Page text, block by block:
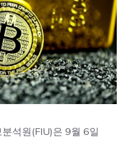
석원(FIU)은 9월 6일